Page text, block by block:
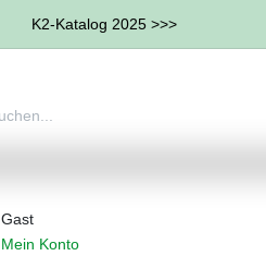
K2-Katalog 2025 >>>
Gast
Mein Konto